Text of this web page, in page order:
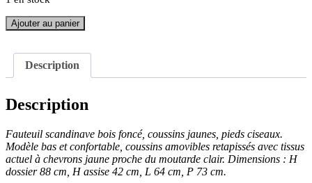
quantité
de
scandinave
Ajouter au panier
Description
Description
Fauteuil scandinave bois foncé, coussins jaunes, pieds ciseaux.
Modèle bas et confortable, coussins amovibles retapissés avec tissus
actuel à chevrons jaune proche du moutarde clair. Dimensions : H
dossier 88 cm, H assise 42 cm, L 64 cm, P 73 cm.